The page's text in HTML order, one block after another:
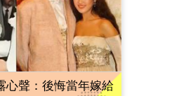
心聲：後悔當年嫁給